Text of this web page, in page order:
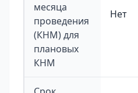
месяца
проведения
(КНМ) для
плановых
КНМ
Нет